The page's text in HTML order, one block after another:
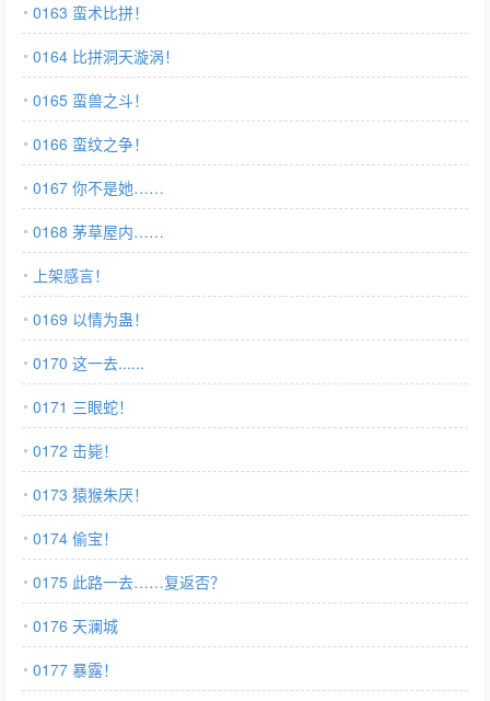
0163 蛮术比拼！
0164 比拼洞天漩涡！
0165 蛮兽之斗！
0166 蛮纹之争！
0167 你不是她……
0168 茅草屋内……
上架感言！
0169 以情为蛊！
0170 这一去......
0171 三眼蛇！
0172 击毙！
0173 猿猴朱厌！
0174 偷宝！
0175 此路一去……复返否？
0176 天澜城
0177 暴露！